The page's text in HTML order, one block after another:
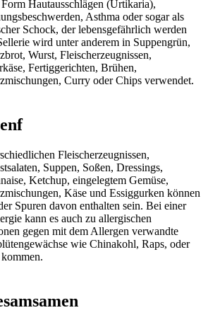
Hautausschlägen (Urtikaria),
Asthma oder sogar als
Schock, der lebensgefährlich werden
wird unter anderem in Suppengrün,
Wurst, Fleischerzeugnissen,
Fertiggerichten, Brühen,
Curry oder Chips verwendet.
Fleischerzeugnissen,
Suppen, Soßen, Dressings,
Ketchup, eingelegtem Gemüse,
Käse und Essiggurken können
Spuren davon enthalten sein. Bei einer
kann es auch zu allergischen
gegen mit dem Allergen verwandte
wie Chinakohl, Raps, oder